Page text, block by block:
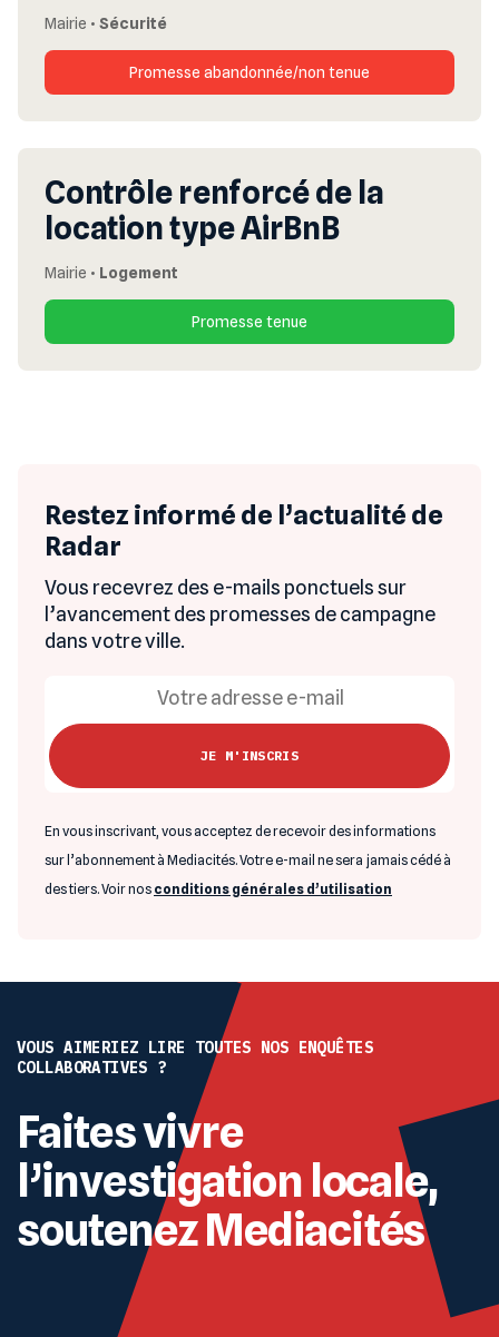
Mairie • Sécurité
Promesse abandonnée/non tenue
Contrôle renforcé de la
location type AirBnB
Mairie • Logement
Promesse tenue
Restez informé de l’actualité de
Radar
Vous recevrez des e-mails ponctuels sur
l’avancement des promesses de campagne
dans votre ville.
En vous inscrivant, vous acceptez de recevoir des informations
sur l’abonnement à Mediacités. Votre e-mail ne sera jamais cédé à
des tiers. Voir nos conditions générales d’utilisation
VOUS AIMERIEZ LIRE TOUTES NOS ENQUÊTES
COLLABORATIVES ?
Faites vivre
l’investigation locale,
soutenez Mediacités